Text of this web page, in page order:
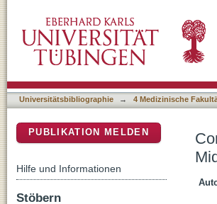
and Mixed Hearing Loss
Universitätsbibliographie → 4 Medizinische
PUBLIKATION MELDEN
Hilfe und Informationen
Stöbern